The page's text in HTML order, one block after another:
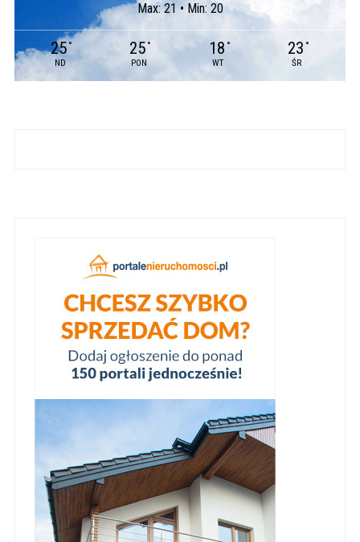
Max: 21 • Min: 20
25 °
ND
25 °
PON
18 °
WT
23 °
ŚR